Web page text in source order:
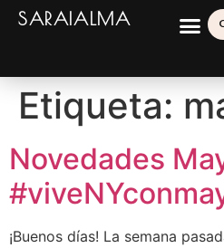
SARAIALMA
Etiqueta:
Novedades
¡Buenos días! La semana